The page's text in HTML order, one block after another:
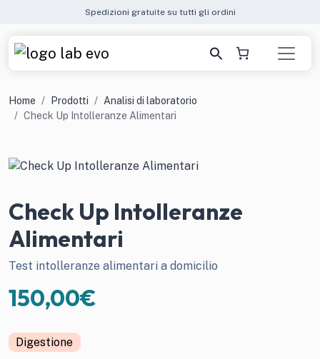
Spedizioni gratuite su tutti gli ordini
Home Prodotti
Analisi di laboratorio
Check Up Intolleranze Alimentari
Check Up Intolleranze
Alimentari
Test intolleranze alimentari a domicilio
150,00€
Digestione